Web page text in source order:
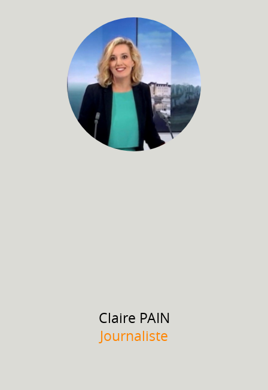
Claire PAIN
Journaliste